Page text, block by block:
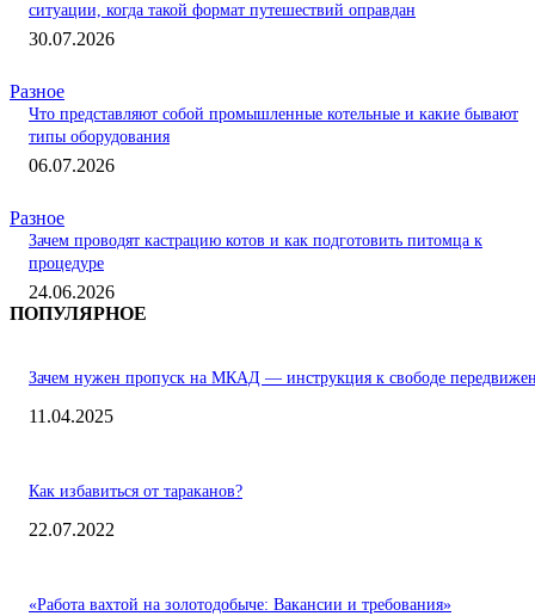
ситуации, когда такой формат путешествий оправдан
30.07.2026
Разное
Что представляют собой промышленные котельные и какие бывают
типы оборудования
06.07.2026
Разное
Зачем проводят кастрацию котов и как подготовить питомца к
процедуре
24.06.2026
ПОПУЛЯРНОЕ
Зачем нужен пропуск на МКАД — инструкция к свободе
11.04.2025
Как избавиться от тараканов?
22.07.2022
«Работа вахтой на золотодобыче: Вакансии и требования»